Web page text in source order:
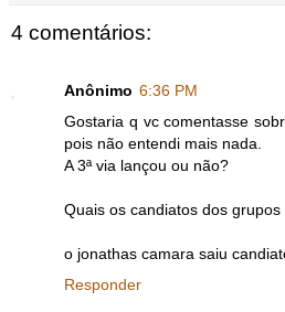
4 comentários:
Anônimo 6:36 PM
Gostaria q vc comentasse
pois não entendi mais nada.
A 3ª via lançou ou não?
Quais os candiatos dos grupos
o jonathas camara saiu
Responder